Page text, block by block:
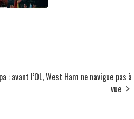
: avant l’OL, West Ham ne navigue pas à
vue